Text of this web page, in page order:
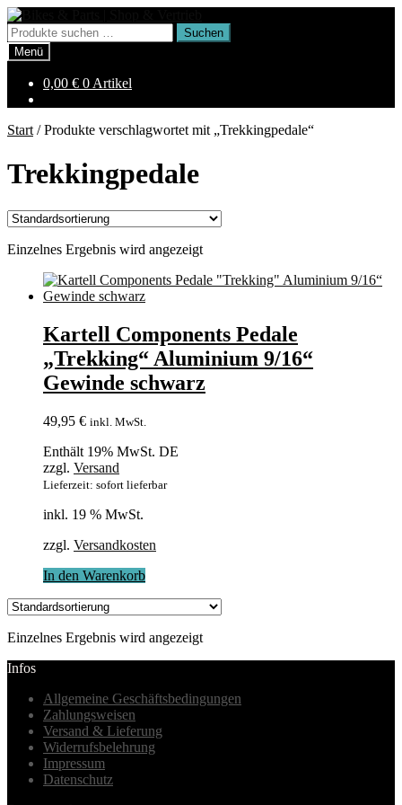
Zur
Navigation
springen
Zum
Inhalt
springen
Suchen
nach:
Suchen
Menü
0,00 € 0 Artikel
Start /Produkte verschlagwortet mit „Trekkingpedale“
Trekkingpedale
Einzelnes Ergebnis wird angezeigt
Kartell Components Pedale
„Trekking“ Aluminium 9/16“
Gewinde schwarz
49,95 € inkl. MwSt.
Enthält 19% MwSt. DE
zzgl. Versand
Lieferzeit: sofort lieferbar
inkl. 19 % MwSt.
zzgl. Versandkosten
In den Warenkorb
Einzelnes Ergebnis wird angezeigt
Infos
Allgemeine Geschäftsbedingungen
Zahlungsweisen
Versand & Lieferung
Widerrufsbelehrung
Impressum
Datenschutz